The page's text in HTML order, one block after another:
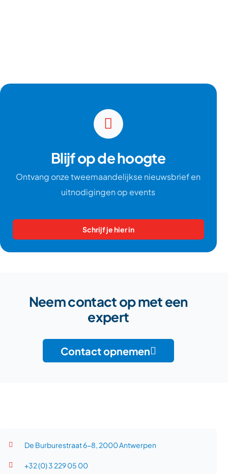
Blijf op de hoogte
Ontvang onze tweemaandelijkse nieuwsbrief en
uitnodigingen op events
Schrijf je hier in
Neem contact op met een
expert
Contact opnemen
De Burburestraat 6-8, 2000 Antwerpen
+32 (0) 3 229 05 00